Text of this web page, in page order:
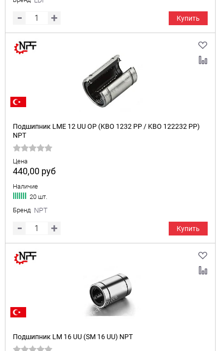
Купить
Подшипник LME 12 UU OP (KBO 1232 PP / KBO 122232 PP)
NPT
Цена
440,00 руб
Наличие
20 шт.
Бренд NPT
Купить
Подшипник LM 16 UU (SM 16 UU) NPT